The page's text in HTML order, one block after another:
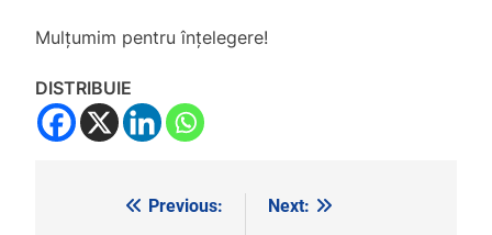
Mulțumim pentru înțelegere!
DISTRIBUIE
NavigarePrevious:
Next: